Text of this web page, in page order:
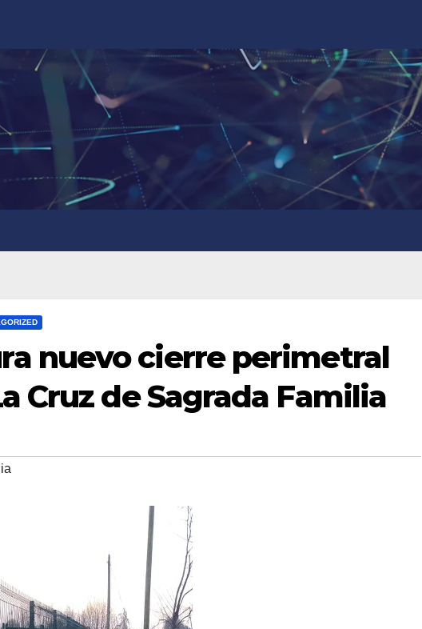
nuevo cierre perimetral
Cruz de Sagrada Familia